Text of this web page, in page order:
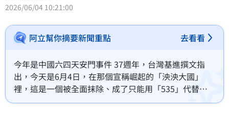
2026/06/04 10:21:00
阿立幫你摘要新聞重點 去看看
今年是中國六四天安門事件 37週年，台灣基進撰文指
出，今天是6月4日，在那個宣稱崛起的「泱泱大國」
裡，這是一個被全面抹除、成了只能用「535」代替的
禁忌密碼。